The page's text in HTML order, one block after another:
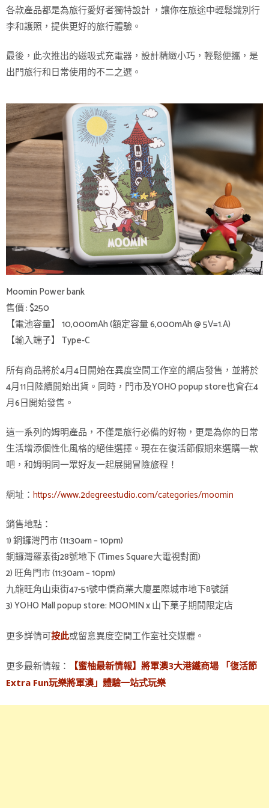
各款產品都是為旅行愛好者獨特設計 ，讓你在旅途中輕鬆識別行
李和護照，提供更好的旅行體驗。
最後，此次推出的磁吸式充電器，設計精緻小巧，輕鬆便攜，是
出門旅行和日常使用的不二之選。
Moomin Power bank
售價 : $250
【電池容量】 10,000mAh (額定容量 6,000mAh @ 5V=1.A)
【輸入端子】 Type-C
所有商品將於4月4日開始在異度空間工作室的網店發售，並將於
4月11日陸續開始出貨。同時，門市及YOHO popup store也會在4
月6日開始發售。
這一系列的姆明產品，不僅是旅行必備的好物，更是為你的日常
生活增添個性化風格的絕佳選擇。現在在復活節假期來選購一款
吧，和姆明同一眾好友一起展開冒險旅程！
網址： https://www.2degreestudio.com/categories/moomin
銷售地點：
1) 銅鑼灣門市 (11:30am – 10pm)
銅鑼灣羅素街28號地下 (Times Square大電視對面)
2) 旺角門市 (11:30am – 10pm)
九龍旺角山東街47-51號中僑商業大廈星際城市地下8號舖
3) YOHO Mall popup store: MOOMIN x 山下菓子期間限定店
更多詳情可按此或留意異度空間工作室社交媒體。
更多最新情報：
【蜜柚最新情報】將軍澳3大港鐵商場 「復活節
Extra Fun玩樂將軍澳」體驗一站式玩樂